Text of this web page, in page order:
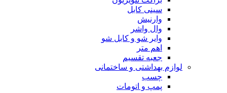
سینی کابل
وارنیش
وال واشر
وایر شو و کابل شو
اهم متر
جعبه تقسیم
لوازم بهداشتی و ساختمانی
چسب
پمپ و اتومات